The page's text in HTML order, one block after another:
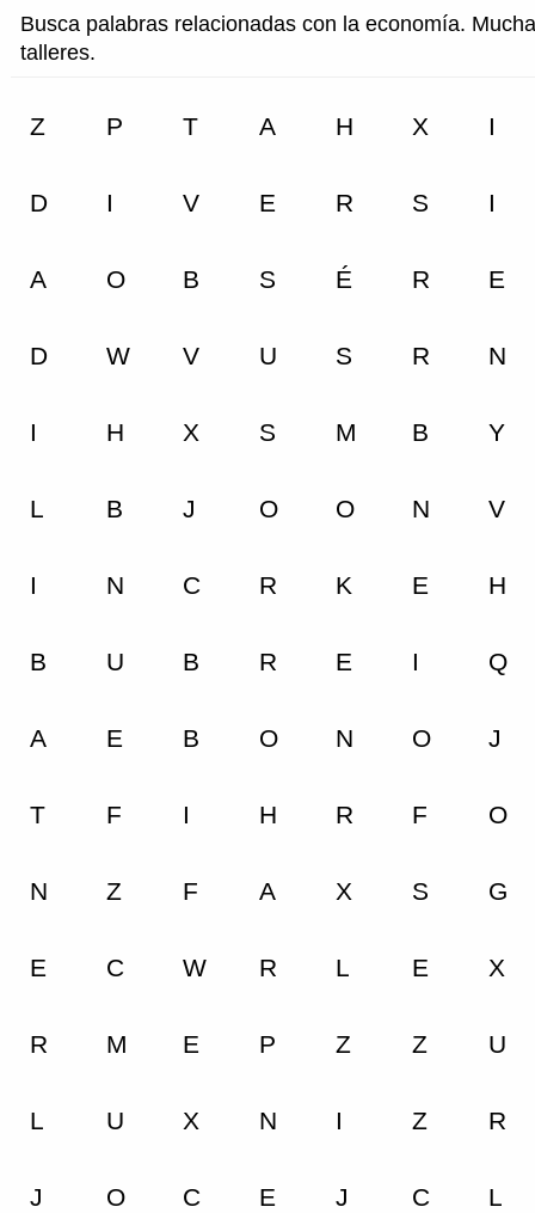
Busca palabras relacionadas con la economía.
talleres.